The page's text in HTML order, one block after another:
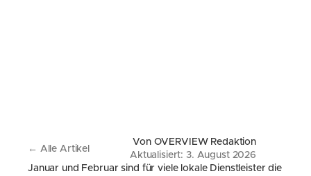
← Alle Artikel
Von OVERVIEW Redaktion
Aktualisiert: 3. August 2026
Januar und Februar sind für viele lokale Dienstleister die